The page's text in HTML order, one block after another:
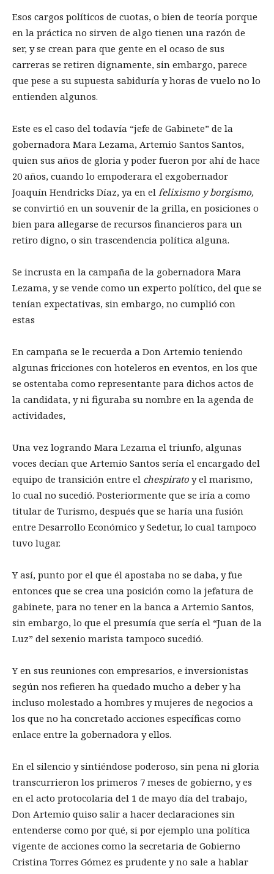
Esos cargos políticos de cuotas, o bien de teoría porque
en la práctica no sirven de algo tienen una razón de
ser, y se crean para que gente en el ocaso de sus
carreras se retiren dignamente, sin embargo, parece
que pese a su supuesta sabiduría y horas de vuelo no lo
entienden algunos.
Este es el caso del todavía “jefe de Gabinete” de la
gobernadora Mara Lezama, Artemio Santos Santos,
quien sus años de gloria y poder fueron por ahí de hace
20 años, cuando lo empoderara el exgobernador
Joaquín Hendricks Díaz, ya en el felixismo y borgismo,
se convirtió en un souvenir de la grilla, en posiciones o
bien para allegarse de recursos financieros para un
retiro digno, o sin trascendencia política alguna.
Se incrusta en la campaña de la gobernadora Mara
Lezama, y se vende como un experto político, del que se
tenían expectativas, sin embargo, no cumplió con
estas
En campaña se le recuerda a Don Artemio teniendo
algunas fricciones con hoteleros en eventos, en los que
se ostentaba como representante para dichos actos de
la candidata, y ni figuraba su nombre en la agenda de
actividades,
Una vez logrando Mara Lezama el triunfo, algunas
voces decían que Artemio Santos sería el encargado del
equipo de transición entre el chespirato y el marismo,
lo cual no sucedió. Posteriormente que se iría a como
titular de Turismo, después que se haría una fusión
entre Desarrollo Económico y Sedetur, lo cual tampoco
tuvo lugar.
Y así, punto por el que él apostaba no se daba, y fue
entonces que se crea una posición como la jefatura de
gabinete, para no tener en la banca a Artemio Santos,
sin embargo, lo que el presumía que sería el “Juan de la
Luz” del sexenio marista tampoco sucedió.
Y en sus reuniones con empresarios, e inversionistas
según nos refieren ha quedado mucho a deber y ha
incluso molestado a hombres y mujeres de negocios a
los que no ha concretado acciones específicas como
enlace entre la gobernadora y ellos.
En el silencio y sintiéndose poderoso, sin pena ni gloria
transcurrieron los primeros 7 meses de gobierno, y es
en el acto protocolaria del 1 de mayo día del trabajo,
Don Artemio quiso salir a hacer declaraciones sin
entenderse como por qué, si por ejemplo una política
vigente de acciones como la secretaria de Gobierno
Cristina Torres Gómez es prudente y no sale a hablar